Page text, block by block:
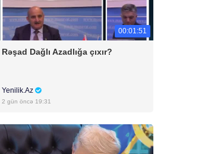
00:01:51
Rəşad Dağlı Azadlığa çıxır?
Yenilik.Az
2 gün öncə 19:31